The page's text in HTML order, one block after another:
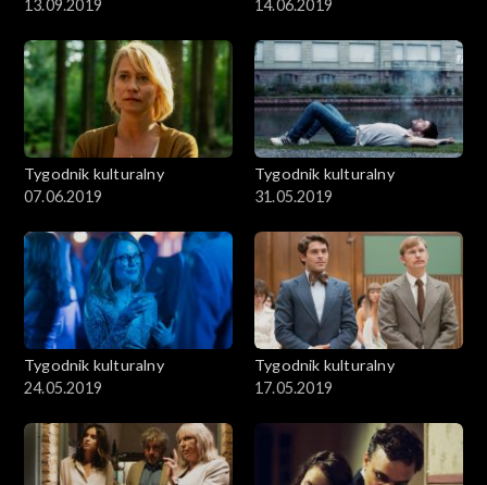
13.09.2019
14.06.2019
Tygodnik kulturalny
07.06.2019
Tygodnik kulturalny
31.05.2019
Tygodnik kulturalny
24.05.2019
Tygodnik kulturalny
17.05.2019